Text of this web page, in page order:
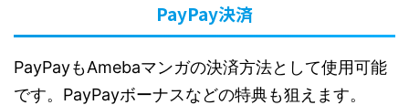
PayPay決済
PayPayもAmebaマンガの決済方法として使用可能
です。PayPayボーナスなどの特典も狙えます。